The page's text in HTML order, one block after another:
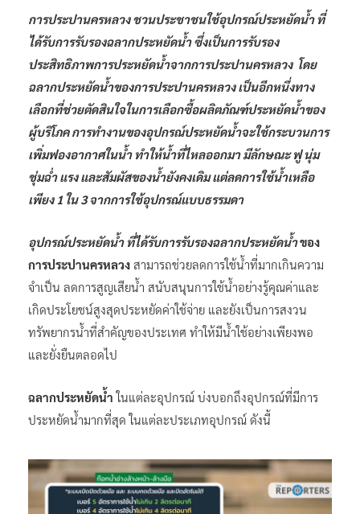
การประปานครหลวง ชวนประชาชนใช้อุปกรณ์ประหยัดน้ำ ที่
ได้รับการรับรองฉลากประหยัดน้ำ ซึ่งเป็นการรับรอง
ประสิทธิภาพการประหยัดน้ำจากการประปานครหลวง โดย
ฉลากประหยัดน้ำของการประปานครหลวง เป็นอีกหนึ่งทาง
เลือกที่ช่วยตัดสินใจในการเลือกซื้อผลิตภัณฑ์ประหยัดน้ำของ
ผู้บริโภค การทำงานของอุปกรณ์ประหยัดน้ำจะใช้กระบวนการ
เพิ่มฟองอากาศในน้ำ ทำให้น้ำที่ไหลออกมา มีลักษณะ ฟู นุ่ม
ชุ่มฉ่ำ แรง และสัมผัสของน้ำยังคงเดิม แต่ลดการใช้น้ำเหลือ
เพียง 1 ใน 3 จากการใช้อุปกรณ์แบบธรรมดา
อุปกรณ์ประหยัดน้ำ ที่ได้รับการรับรองฉลากประหยัดน้ำของ
การประปานครหลวง สามารถช่วยลดการใช้น้ำที่มากเกินความ
จำเป็น ลดการสูญเสียน้ำ สนับสนุนการใช้น้ำอย่างรู้คุณค่าและ
เกิดประโยชน์สูงสุดประหยัดค่าใช้จ่าย และยังเป็นการสงวน
ทรัพยากรน้ำที่สำคัญของประเทศ ทำให้มีน้ำใช้อย่างเพียงพอ
และยั่งยืนตลอดไป
ฉลากประหยัดน้ำในแต่ละอุปกรณ์ บ่งบอกถึงอุปกรณ์ที่มีการ
ประหยัดน้ำมากที่สุด ในแต่ละประเภทอุปกรณ์ ดังนี้